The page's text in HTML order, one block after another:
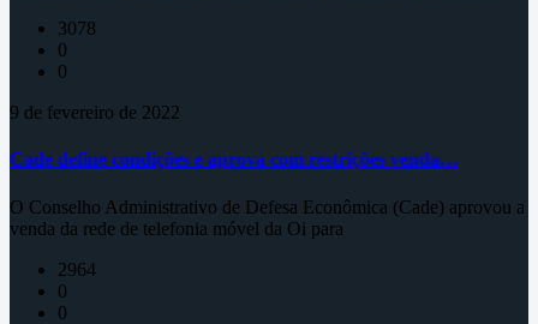
3078
0
0
9 de fevereiro de 2022
Cade define condições e aprova com restrições venda…
O Conselho Administrativo de Defesa Econômica (Cade) aprovou a
venda da rede de telefonia móvel da Oi para
2964
0
0